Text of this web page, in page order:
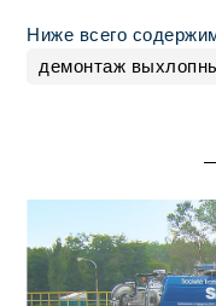
Ниже всего
демонтаж